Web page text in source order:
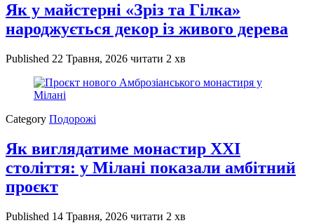
Як у майстерні «Зріз та Гілка»
народжується декор із живого дерева
Published 22 Травня, 2026 читати 2 хв
Category Подорожі
Як виглядатиме монастир XXI
століття: у Мілані показали амбітний
проєкт
Published 14 Травня, 2026 читати 2 хв